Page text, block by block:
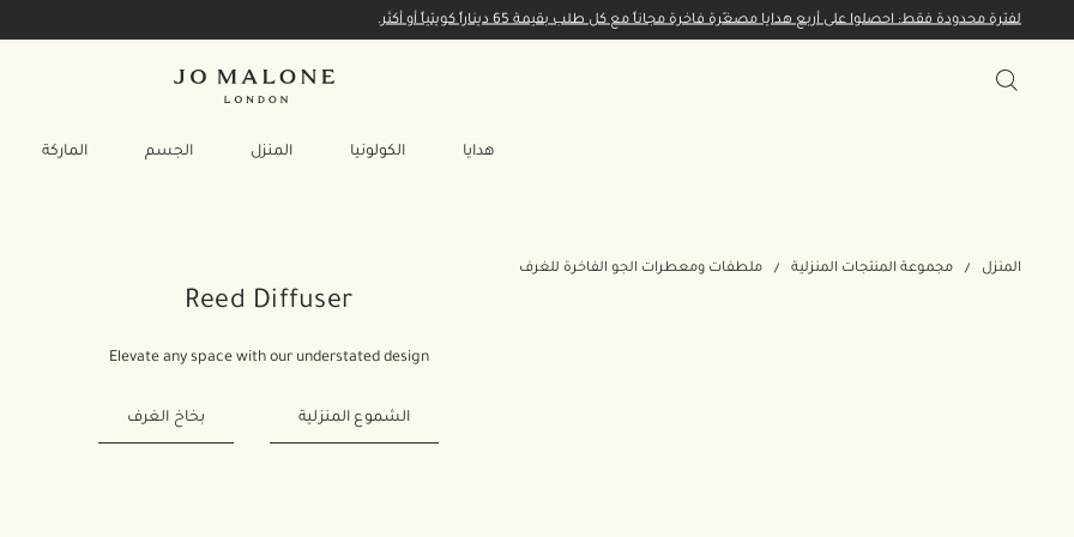
لفترة محدودة فقط: احصلوا على أربع هدايا مصغّرة فاخرة مجاناً مع كل طلب بقيمة 65 ديناراً كويتياً أو أكثر.
هدايا الكولونيا المنزل الجسم الماركة
المنزل مجموعة المنتجات المنزلية ملطفات ومعطرات الجو الفاخرة للغرف
Reed Diffuser
Elevate any space with our understated design
الشموع المنزلية بخاخ الغرف